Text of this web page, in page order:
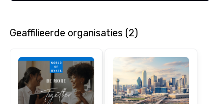
Geaffilieerde organisaties (2)